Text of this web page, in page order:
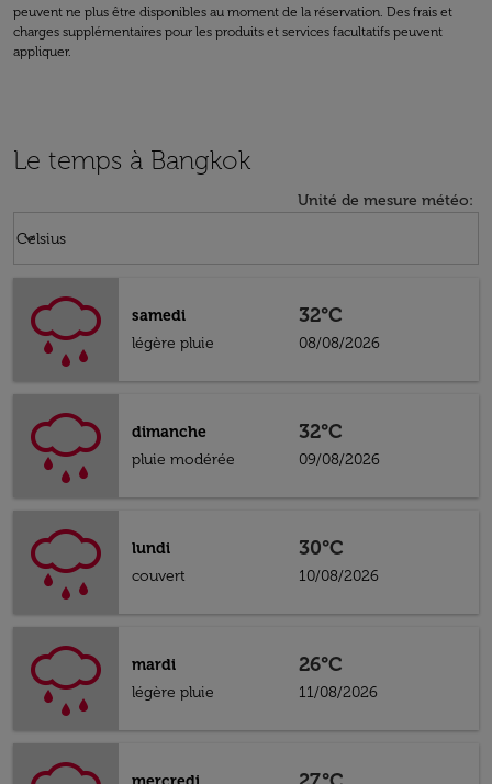
peuvent ne plus être disponibles au moment de la réservation. Des frais et
charges supplémentaires pour les produits et services facultatifs peuvent
appliquer.
Le temps à Bangkok
Unité de mesure météo:
Celsius
keyboard_arrow_down
samedi
légère pluie
32°C
08/08/2026
dimanche
pluie modérée
32°C
09/08/2026
lundi
couvert
30°C
10/08/2026
mardi
légère pluie
26°C
11/08/2026